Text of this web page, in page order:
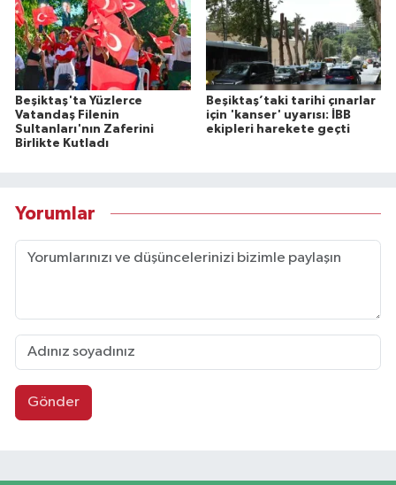
Beşiktaş'ta Yüzlerce
Vatandaş Filenin
Sultanları'nın Zaferini
Birlikte Kutladı
Beşiktaş’taki tarihi çınarlar
için 'kanser' uyarısı: İBB
ekipleri harekete geçti
Yorumlar
Gönder